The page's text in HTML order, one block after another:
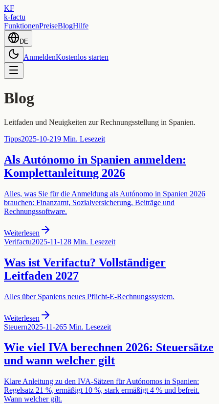
KF
k-factu
FunktionenPreiseBlogHilfe
DE
AnmeldenKostenlos starten
Blog
Leitfaden und Neuigkeiten zur Rechnungsstellung in Spanien.
Tipps2025-10-219 Min. Lesezeit
Als Autónomo in Spanien anmelden:
Komplettanleitung 2026
Alles, was Sie für die Anmeldung als Autónomo in Spanien 2026
brauchen: Finanzamt, Sozialversicherung, Beiträge und
Rechnungssoftware.
Weiterlesen
Verifactu2025-11-128 Min. Lesezeit
Was ist Verifactu? Vollständiger
Leitfaden 2027
Alles über Spaniens neues Pflicht-E-Rechnungssystem.
Weiterlesen
Steuern2025-11-265 Min. Lesezeit
Wie viel IVA berechnen 2026: Steuersätze
und wann welcher gilt
Klare Anleitung zu den IVA-Sätzen für Autónomos in Spanien:
Regelsatz 21 %, ermäßigt 10 %, stark ermäßigt 4 % und befreit.
Wann welcher gilt.